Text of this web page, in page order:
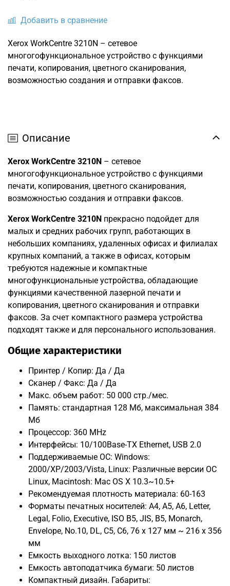
Добавить в сравнение
Xerox WorkCentre 3210N – сетевое
многогофункциональное устройство с функциями
печати, копирования, цветного сканирования,
возможностью создания и отправки факсов.
Описание
Xerox WorkCentre 3210N – сетевое
многогофункциональное устройство с функциями
печати, копирования, цветного сканирования,
возможностью создания и отправки факсов.
Xerox WorkCentre 3210N прекрасно подойдет для
малых и средних рабочих групп, работающих в
небольших компаниях, удаленных офисах и филиалах
крупных компаний, а также в офисах, которым
требуются надежные и компактные
многофункциональные устройства, обладающие
функциями качественной лазерной печати и
копирования, цветного сканирования и отправки
факсов. За счет компактного размера устройства
подходят также и для персонального использования.
Общие характеристики
Принтер / Копир: Да / Да
Сканер / Факс: Да / Да
Макс. объем работ: 50 000 стр./мес.
Память: стандартная 128 Мб, максимальная 384
Мб
Процессор: 360 MHz
Интерфейсы: 10/100Base-TX Ethernet, USB 2.0
Поддерживаемые ОС: Windows:
2000/XP/2003/Vista, Linux: Различные версии ОС
Linux, Macintosh: Mac OS X 10.3~10.5+
Рекомендуемая плотность материала: 60-163
Форматы печатных носителей: A4, A5, A6, Letter,
Legal, Folio, Executive, ISO B5, JIS, B5, Monarch,
Envelope, No.10, DL, C5, C6, 76 x 127 мм ~ 216 x 356
мм
Емкость выходного лотка: 150 листов
Емкость автоподатчика бумаги: 50 листов
Компактный дизайн. Габариты: